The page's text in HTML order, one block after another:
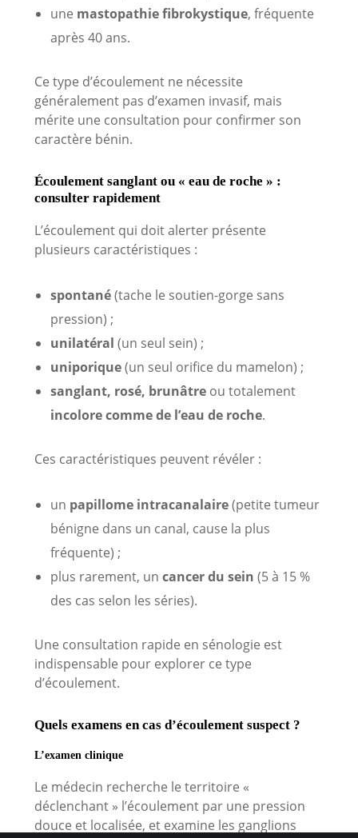
une mastopathie fibrokystique, fréquente
après 40 ans.
Ce type d’écoulement ne nécessite
généralement pas d’examen invasif, mais
mérite une consultation pour confirmer son
caractère bénin.
Écoulement sanglant ou « eau de roche » :
consulter rapidement
L’écoulement qui doit alerter présente
plusieurs caractéristiques :
spontané(tache le soutien-gorge sans
pression) ;
unilatéral (un seul sein) ;
uniporique(un seul orifice du mamelon) ;
sanglant, rosé, brunâtreou totalement
incolore comme de l’eau de roche.
Ces caractéristiques peuvent révéler :
un papillome intracanalaire(petite tumeur
bénigne dans un canal, cause la plus
fréquente) ;
plus rarement, un cancer du sein (5 à 15 %
des cas selon les séries).
Une consultation rapide en sénologie est
indispensable pour explorer ce type
d’écoulement.
Quels examens en cas d’écoulement suspect ?
L’examen clinique
Le médecin recherche le territoire «
déclenchant » l’écoulement par une pression
douce et localisée, et examine les ganglions